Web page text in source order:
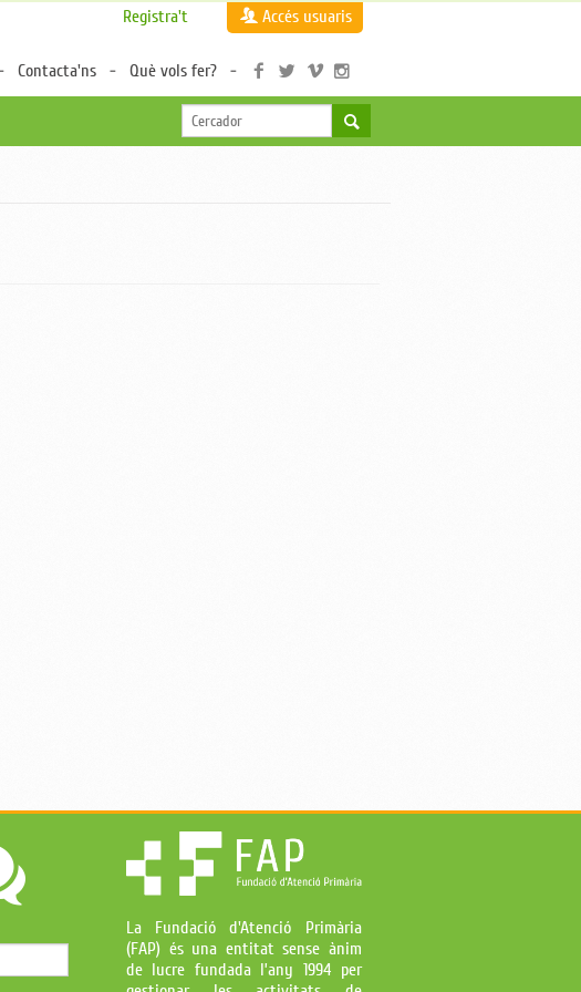
Registra't Accés usuaris
Contacta'ns Què vols fer?
La Fundació d'Atenció Primària
(FAP) és una entitat sense ànim
de lucre fundada l’any 1994 per